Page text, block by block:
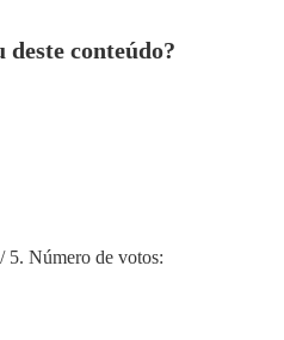
deste conteúdo?
/ 5. Número de votos: